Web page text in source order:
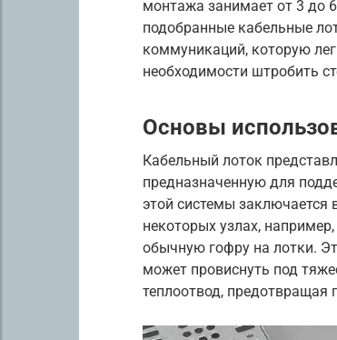
монтажа занимает от 3 до
подобранные кабельные
коммуникаций, которую
необходимости штробить
Основы
Кабельный лоток
предназначенную для
этой системы заключается
некоторых узлах,
обычную гофру на лотки.
может провиснуть под
теплоотвод, предотвращая